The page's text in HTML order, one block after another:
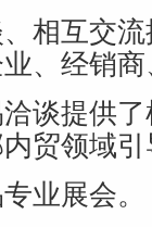
相互交
、经销
谈提供
贸领域
业展会。